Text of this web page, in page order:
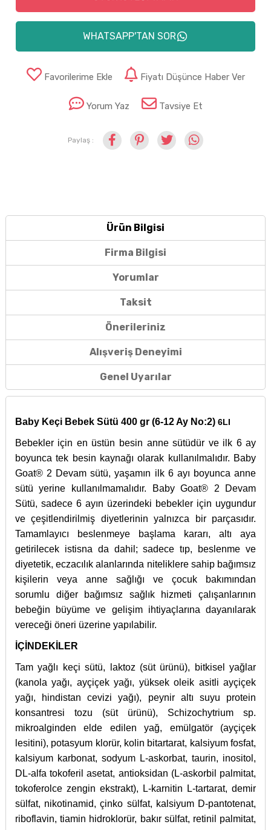
WHATSAPP'TAN SOR
Favorilerime Ekle Fiyatı Düşünce Haber Ver
Yorum Yaz Tavsiye Et
Paylaş :
Ürün Bilgisi
Firma Bilgisi
Yorumlar
Taksit
Önerileriniz
Alışveriş Deneyimi
Genel Uyarılar
Baby Keçi Bebek Sütü 400 gr (6-12 Ay No:2)6LI
Bebekler için en üstün besin anne sütüdür ve ilk 6 ay
boyunca tek besin kaynağı olarak kullanılmalıdır. Baby
Goat® 2 Devam sütü, yaşamın ilk 6 ayı boyunca anne
sütü yerine kullanılmamalıdır. Baby Goat® 2 Devam
Sütü, sadece 6 ayın üzerindeki bebekler için uygundur
ve çeşitlendirilmiş diyetlerinin yalnızca bir parçasıdır.
Tamamlayıcı beslenmeye başlama kararı, altı aya
getirilecek istisna da dahil; sadece tıp, beslenme ve
diyetetik, eczacılık alanlarında niteliklere sahip bağımsız
kişilerin veya anne sağlığı ve çocuk bakımından
sorumlu diğer bağımsız sağlık hizmeti çalışanlarının
bebeğin büyüme ve gelişim ihtiyaçlarına dayanılarak
vereceği öneri üzerine yapılabilir.
İÇİNDEKİLER
Tam yağlı keçi sütü, laktoz (süt ürünü), bitkisel yağlar
(kanola yağı, ayçiçek yağı, yüksek oleik asitli ayçiçek
yağı, hindistan cevizi yağı), peynir altı suyu protein
konsantresi tozu (süt ürünü), Schizochytrium sp.
mikroalginden elde edilen yağ, emülgatör (ayçiçek
lesitini), potasyum klorür, kolin bitartarat, kalsiyum fosfat,
kalsiyum karbonat, sodyum L-askorbat, taurin, inositol,
DL-alfa tokoferil asetat, antioksidan (L-askorbil palmitat,
tokoferolce zengin ekstrakt), L-karnitin L-tartarat, demir
sülfat, nikotinamid, çinko sülfat, kalsiyum D-pantotenat,
riboflavin, tiamin hidroklorür, bakır sülfat, retinil palmitat,